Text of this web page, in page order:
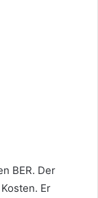
BER. Der
Er